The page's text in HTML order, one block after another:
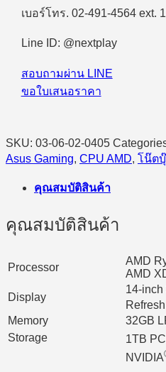
G14
GA403GM-
AMD
AI
465/32GB/1TB
Home
quantity
เบอร์โทร. 02-491-4564 ext.
Line ID: @nextplay
สอบถามผ่าน LINE
ขอใบเสนอราคา
SKU: 03-06-02-0405
Asus Gaming, CPU AMD, โน๊ต
คุณสมบัติสินค้า
คุณสมบัติสินค้า
Processor
AMD
AMD
Display
14-inch
Memory
32GB
Storage
1TB
NVIDIA